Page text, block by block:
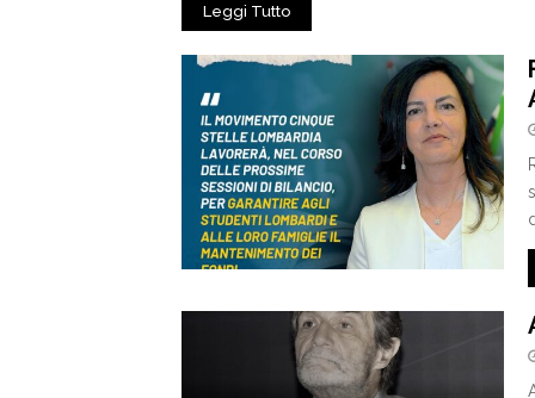
Leggi Tutto